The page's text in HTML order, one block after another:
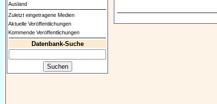
Ausland
Zuletzt eingetragene Medien
Aktuelle Veröffentlichungen
Kommende Veröffentlichungen
Datenbank-Suche